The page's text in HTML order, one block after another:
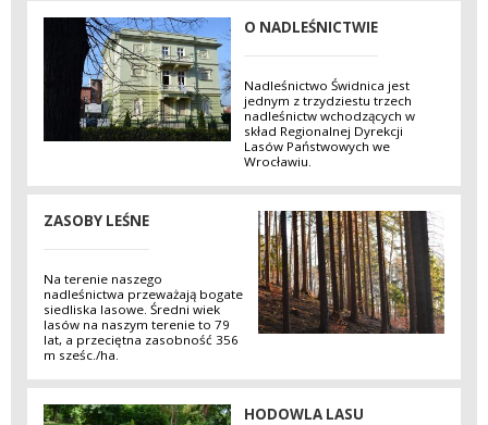
O NADLEŚNICTWIE
Nadleśnictwo Świdnica jest
jednym z trzydziestu trzech
nadleśnictw wchodzących w
skład Regionalnej Dyrekcji
Lasów Państwowych we
Wrocławiu.
ZASOBY LEŚNE
Na terenie naszego
nadleśnictwa przeważają bogate
siedliska lasowe. Średni wiek
lasów na naszym terenie to 79
lat, a przeciętna zasobność 356
m sześc./ha.
HODOWLA LASU